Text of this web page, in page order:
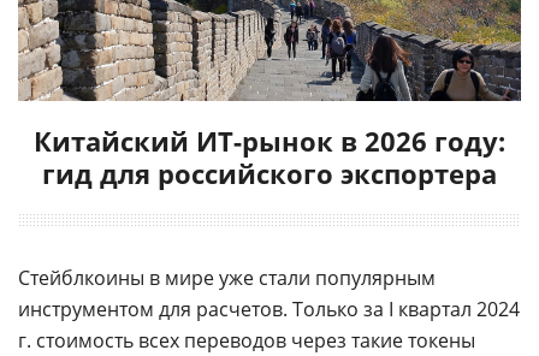
Китайский ИТ-рынок в 2026 году:
гид для российского экспортера
Стейблкоины в мире уже стали популярным
инструментом для расчетов. Только за I квартал 2024
г. стоимость всех переводов через такие токены